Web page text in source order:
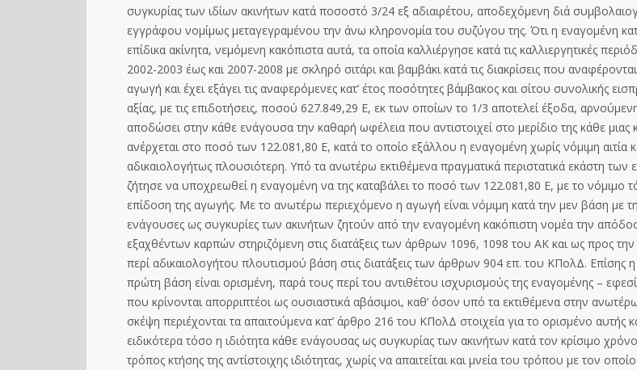
συγκυρίας των ιδίων ακινήτων κατά ποσοστό 3/24 εξ αδιαιρέτου, αποδεχόμενη διά
εγγράφου νομίμως μεταγεγραμένου την άνω κληρονομία του συζύγου της. Ότι η εναγομένη
επίδικα ακίνητα, νεμόμενη κακόπιστα αυτά, τα οποία καλλιέργησε κατά τις καλλιεργητικές
2002-2003 έως και 2007-2008 με σκληρό σιτάρι και βαμβάκι κατά τις διακρίσεις που
αγωγή και έχει εξάγει τις αναφερόμενες κατ’ έτος ποσότητες βάμβακος και σίτου συνολικής
αξίας, με τις επιδοτήσεις, ποσού 627.849,29 Ε, εκ των οποίων το 1/3 αποτελεί έξοδα,
αποδώσει στην κάθε ενάγουσα την καθαρή ωφέλεια που αντιστοιχεί στο μερίδιο της κάθε μιας
ανέρχεται στο ποσό των 122.081,80 Ε, κατά το οποίο εξάλλου η εναγομένη χωρίς νόμιμη αιτία
αδικαιολογήτως πλουσιότερη. Υπό τα ανωτέρω εκτιθέμενα πραγματικά περιστατικά εκάστη
ζήτησε να υποχρεωθεί η εναγομένη να της καταβάλει το ποσό των 122.081,80 Ε, με το νόμιμο
επίδοση της αγωγής. Με το ανωτέρω περιεχόμενο η αγωγή είναι νόμιμη κατά την μεν βάση με
ενάγουσες ως συγκυρίες των ακινήτων ζητούν από την εναγομένη κακόπιστη νομέα την
εξαχθέντων καρπών στηριζόμενη στις διατάξεις των άρθρων 1096, 1098 του ΑΚ και ως προς την
περί αδικαιολογήτου πλουτισμού βάση στις διατάξεις των άρθρων 904 επ. του ΚΠολΔ. Επίσης
πρώτη βάση είναι ορισμένη, παρά τους περί του αντιθέτου ισχυρισμούς της εναγομένης –
που κρίνονται απορριπτέοι ως ουσιαστικά αβάσιμοι, καθ’ όσον υπό τα εκτιθέμενα στην
σκέψη περιέχονται τα απαιτούμενα κατ’ άρθρο 216 του ΚΠολΔ στοιχεία για το ορισμένο αυτής
ειδικότερα τόσο η ιδιότητα κάθε ενάγουσας ως συγκυρίας των ακινήτων κατά τον κρίσιμο
τρόπος κτήσης της αντίστοιχης ιδιότητας, χωρίς να απαιτείται και μνεία του τρόπου με τον